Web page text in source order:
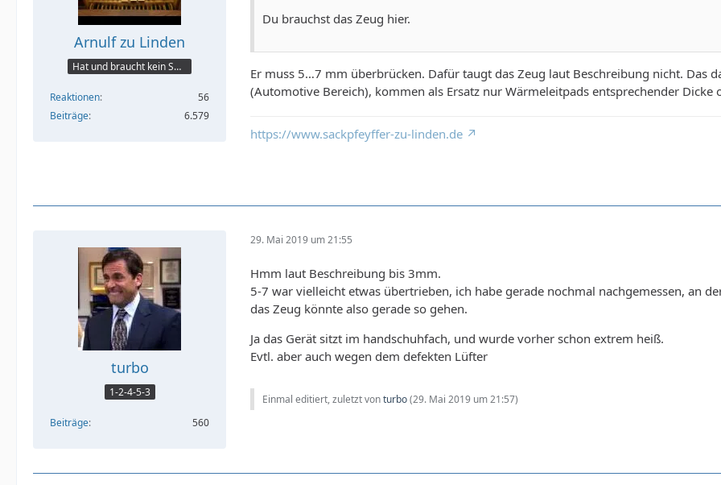
Arnulf zu Linden
Hat und braucht kein Smartphone!
Reaktionen
56
Beiträge
6.579
Du brauchst das Zeug hier.
Er muss 5…7 mm überbrücken. Dafür taugt das Zeug laut Beschreibung nicht. Das
(Automotive Bereich), kommen als Ersatz nur Wärmeleitpads entsprechender Dicke
https://www.sackpfeyffer-zu-linden.de
turbo
1-2-4-5-3
Beiträge 560
29. Mai 2019 um 21:55
Hmm laut Beschreibung bis 3mm.
5-7 war vielleicht etwas übertrieben, ich habe gerade nochmal nachgemessen, an
das Zeug könnte also gerade so gehen.
Ja das Gerät sitzt im handschuhfach, und wurde vorher schon extrem heiß.
Evtl. aber auch wegen dem defekten Lüfter
Einmal editiert, zuletzt vonturbo(29. Mai 2019 um 21:57)